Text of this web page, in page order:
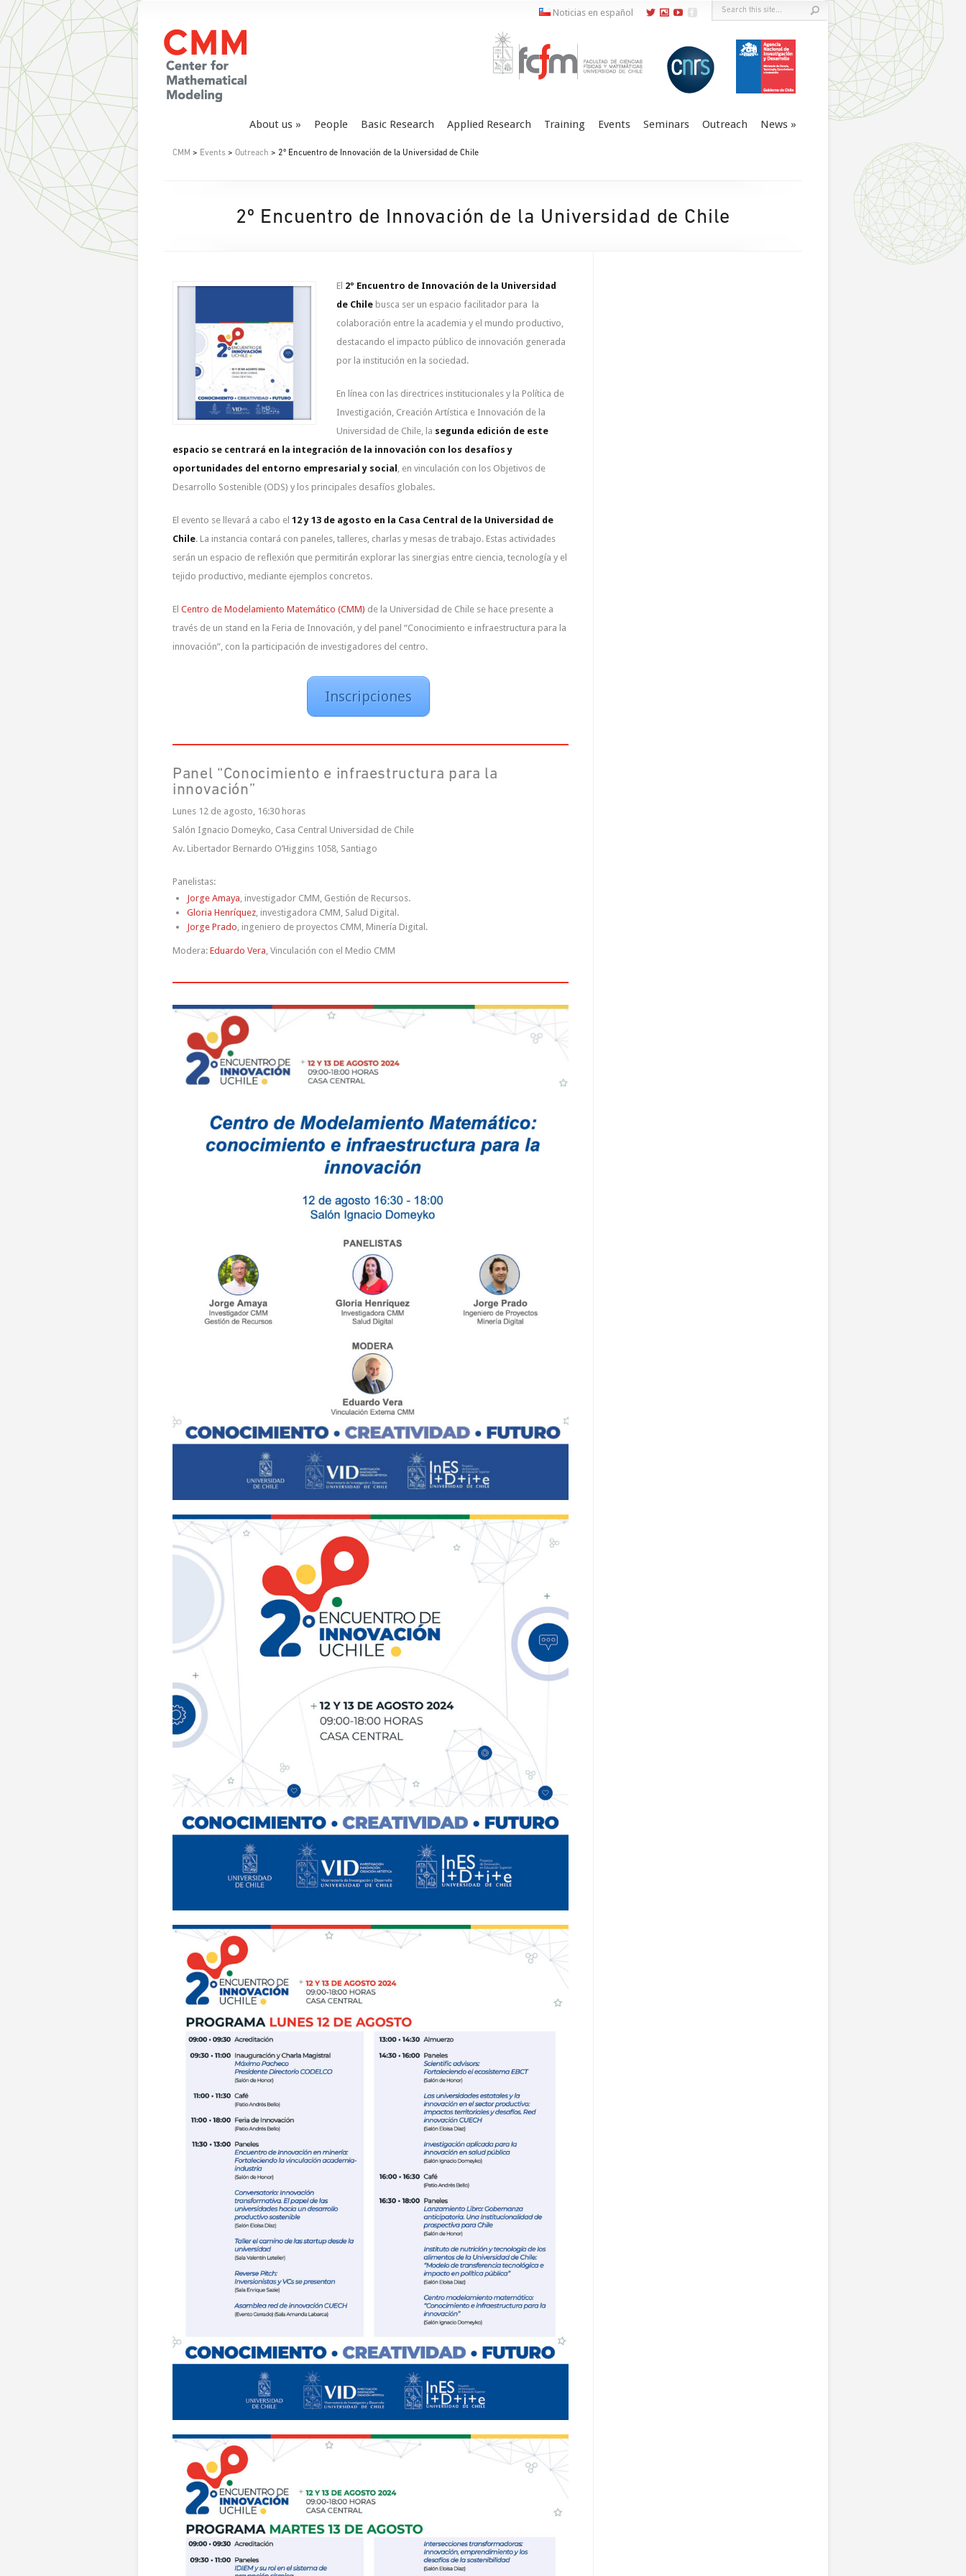
About us People Basic Research Applied Research Training Events Seminars Outreach News
Noticias en español
CMM > Events > Outreach > 2º Encuentro de Innovación de la Universidad de Chile
2º Encuentro de Innovación de la Universidad de Chile
El 2º Encuentro de Innovación de la Universidad
de Chile busca ser un espacio facilitador para la
colaboración entre la academia y el mundo productivo,
destacando el impacto público de innovación generada
por la institución en la sociedad.
En línea con las directrices institucionales y la Política de
Investigación, Creación Artística e Innovación de la
Universidad de Chile, la segunda edición de este
espacio se centrará en la integración de la innovación con los desafíos y
oportunidades del entorno empresarial y social , en vinculación con los Objetivos de
Desarrollo Sostenible (ODS) y los principales desafíos globales.
El evento se llevará a cabo el 12 y 13 de agosto en la Casa Central de la Universidad de
Chile. La instancia contará con paneles, talleres, charlas y mesas de trabajo. Estas actividades
serán un espacio de reflexión que permitirán explorar las sinergias entre ciencia, tecnología y el
tejido productivo, mediante ejemplos concretos.
El Centro de Modelamiento Matemático (CMM) de la Universidad de Chile se hace presente a
través de un stand en la Feria de Innovación, y del panel “Conocimiento e infraestructura para la
innovación”, con la participación de investigadores del centro.
Inscripciones
Panel “Conocimiento e infraestructura para la
innovación”
Lunes 12 de agosto, 16:30 horas
Salón Ignacio Domeyko, Casa Central Universidad de Chile
Av. Libertador Bernardo O’Higgins 1058, Santiago
Panelistas:
Jorge Amaya, investigador CMM, Gestión de Recursos.
Gloria Henríquez, investigadora CMM, Salud Digital.
Jorge Prado, ingeniero de proyectos CMM, Minería Digital.
Modera: Eduardo Vera, Vinculación con el Medio CMM